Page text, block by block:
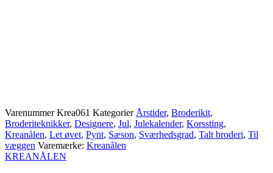
VarenummerKrea061 Kategorier Årstider, Broderikit,
Broderiteknikker, Designere, Jul, Julekalender, Korssting,
Kreanålen, Let øvet, Pynt, Sæson, Sværhedsgrad, Talt broderi, Til
væggen Varemærke: Kreanålen
KREANÅLEN